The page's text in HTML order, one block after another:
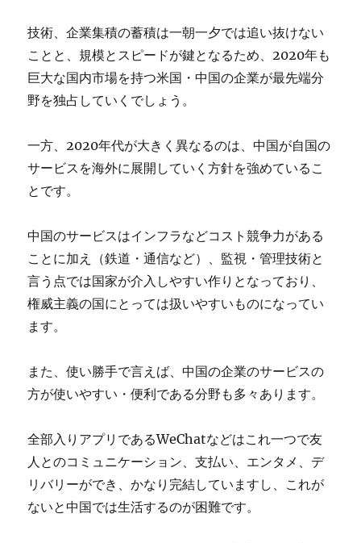
技術、企業集積の蓄積は一朝一夕では追い抜けない
ことと、規模とスピードが鍵となるため、2020年も
巨大な国内市場を持つ米国・中国の企業が最先端分
野を独占していくでしょう。
一方、2020年代が大きく異なるのは、中国が自国の
サービスを海外に展開していく方針を強めているこ
とです。
中国のサービスはインフラなどコスト競争力がある
ことに加え（鉄道・通信など）、監視・管理技術と
言う点では国家が介入しやすい作りとなっており、
権威主義の国にとっては扱いやすいものになってい
ます。
また、使い勝手で言えば、中国の企業のサービスの
方が使いやすい・便利である分野も多々あります。
全部入りアプリであるWeChatなどはこれ一つで友
人とのコミュニケーション、支払い、エンタメ、デ
リバリーができ、かなり完結していますし、これが
ないと中国では生活するのが困難です。